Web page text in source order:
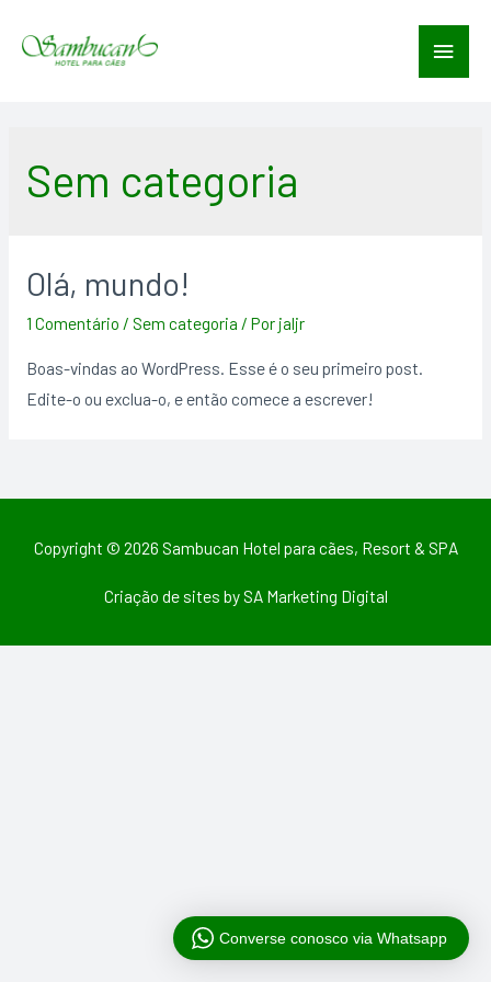
Menu
Sem categoria
Olá, mundo!
1 Comentário / Sem categoria / Por jaljr
Boas-vindas ao WordPress. Esse é o seu primeiro post.
Edite-o ou exclua-o, e então comece a escrever!
Copyright © 2026 Sambucan Hotel para cães, Resort & SPA
Criação de sites by SA Marketing Digital
Converse conosco via Whatsapp